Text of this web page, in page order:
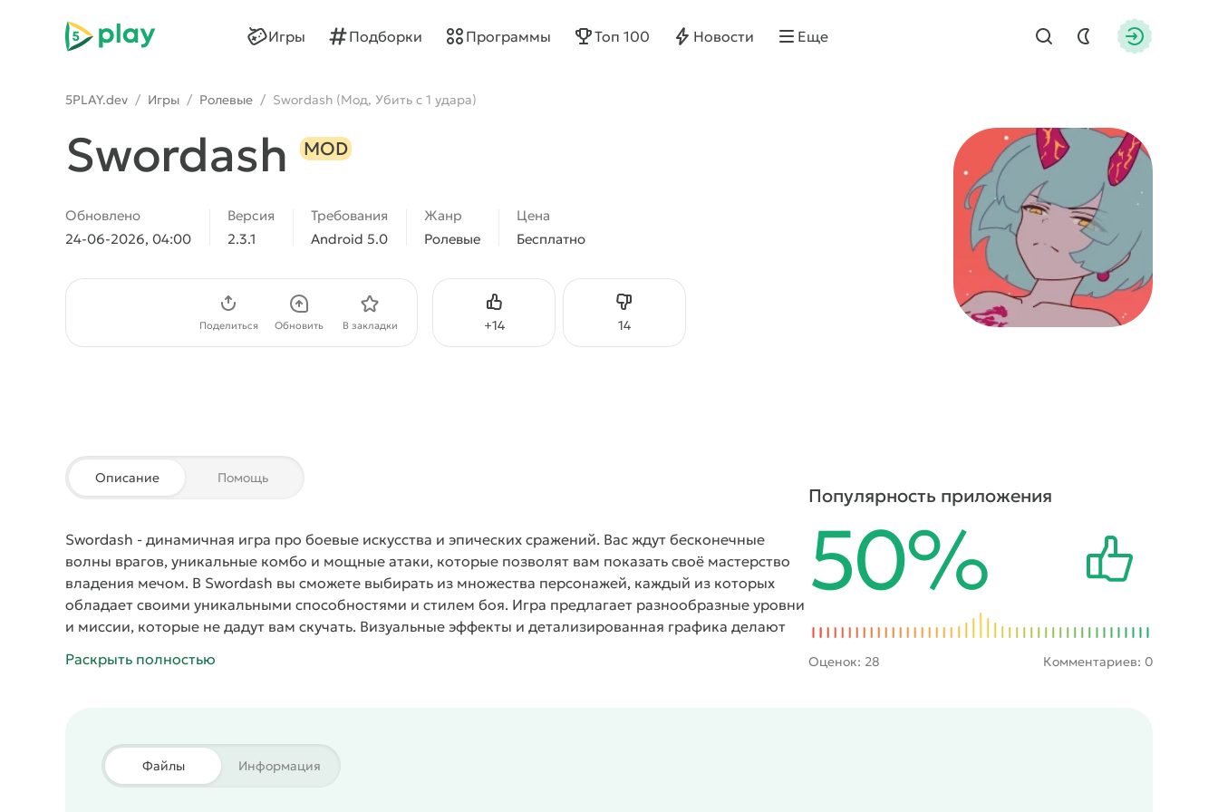
5play
Найти
Игры Подборки Программы Топ 100 Новости Еще
5PLAY.dev / Игры / Ролевые / Swordash (Мод, Убить с 1 удара)
Swordash MOD
Обновлено
24-06-2026, 04:00
Версия
2.3.1
Требования
Android 5.0
Жанр
Ролевые
Цена
Бесплатно
+14
Нравится 14Не нравится
Поделиться Обновить В закладки
Описание Помощь
Swordash - динамичная игра про боевые искусства и эпических сражений. Вас ждут бесконечные
волны врагов, уникальные комбо и мощные атаки, которые позволят вам показать своё мастерство
владения мечом. В Swordash вы сможете выбирать из множества персонажей, каждый из которых
обладает своими уникальными способностями и стилем боя. Игра предлагает разнообразные уровни
и миссии, которые не дадут вам скучать. Визуальные эффекты и детализированная графика делают
мастерства. Swordash позволяет игрокам улучшать своих персонажей и оружие, открывая новые
Уникальные персонажи: Выбирайте из множества героев, каждый из которых обладает своими
уникальными способностями и стилем боя.
Раскрыть полностью
Популярность приложения
50%
Оценок: 28 Комментариев: 0
Файлы Информация